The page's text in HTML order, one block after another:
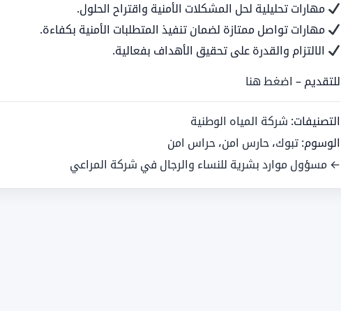
مهارات تحليلية لحل المشكلات الأمنية واقتراح الحلول.
مهارات تواصل ممتازة لضمان تنفيذ المتطلبات الأمنية بكفاءة.
الالتزام والقدرة على تحقيق الأهداف بفعالية.
للتقديم – اضغط هنا
التصنيفات: شركة المياه الوطنية
الوسوم: تبوك، حارس امن، حراس امن
← مسؤول موارد بشرية للنساء والرجال في شركة المراعي